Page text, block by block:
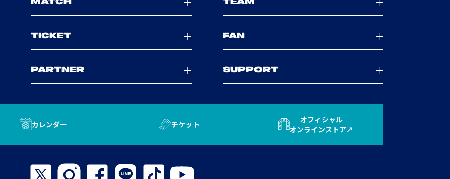
MATCH TEAM
TICKET FAN
PARTNER SUPPORT
カレンダー チケット
オフィシャル
オンラインストア